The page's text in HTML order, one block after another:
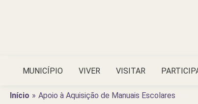
MUNICÍPIO VIVER VISITAR
Início Apoio à Aquisição de Manuais Escolares